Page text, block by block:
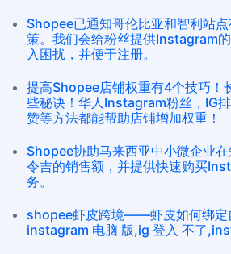
Shopee已通知哥伦比亚和智利站
策。我们会给粉丝提供Instagram
入困扰，并便于注册。
提高Shopee店铺权重有4个技巧！
些秘诀！华人Instagram粉丝，IG
赞等方法都能帮助店铺增加权重！
Shopee协助马来西亚中小微企业
令吉的销售额，并提供快速购买
务。
shopee虾皮跨境——虾皮如何绑定
instagram 电脑 版,ig 登入 不了